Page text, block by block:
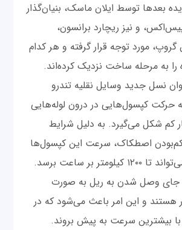
بعدها توسط ایلان ماسک، بنیان‌گذار
و نیز ریچارد برانسون،
مورد توجه قرار گرفته و هر کدام
را به مرحله ساخت نزدیک کرده‌اند.
نسل جدید وسایل نقلیه تندرو
حرکت کپسول‌هایی در درون لوله‌هایی
کم شکل می‌گیرد. به دلیل شرایط
اصطکاک، سرعت این کپسول‌ها
در درون لوله‌ها می‌تواند تا ۱۲۰۰ کیلومتر بر ساعت برسد.
جای وصل شدن به ریل به صورت
هستند و این امر باعث می‌شود که در
با بیشترین سرعت به پیش بروند.